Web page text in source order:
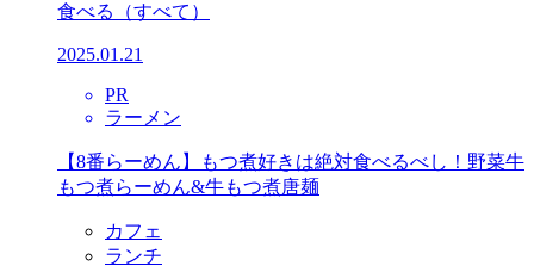
食べる （すべて）
2025.01.21
PR
ラーメン
【8番らーめん】もつ煮好きは絶対食べるべし！野菜牛
もつ煮らーめん&牛もつ煮唐麺
カフェ
ランチ